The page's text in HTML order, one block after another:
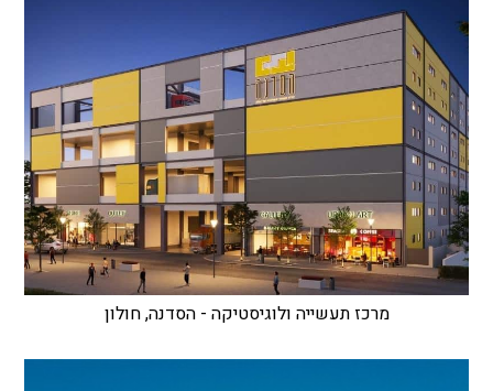
מרכז תעשייה ולוגיסטיקה - הסדנה, חולון